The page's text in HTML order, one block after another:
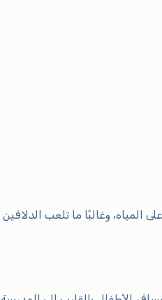
على المياه، وغالبًا ما تلعب الدلافين